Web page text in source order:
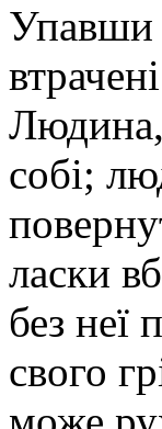
Упавши
собі;
ласки
без неї
свого